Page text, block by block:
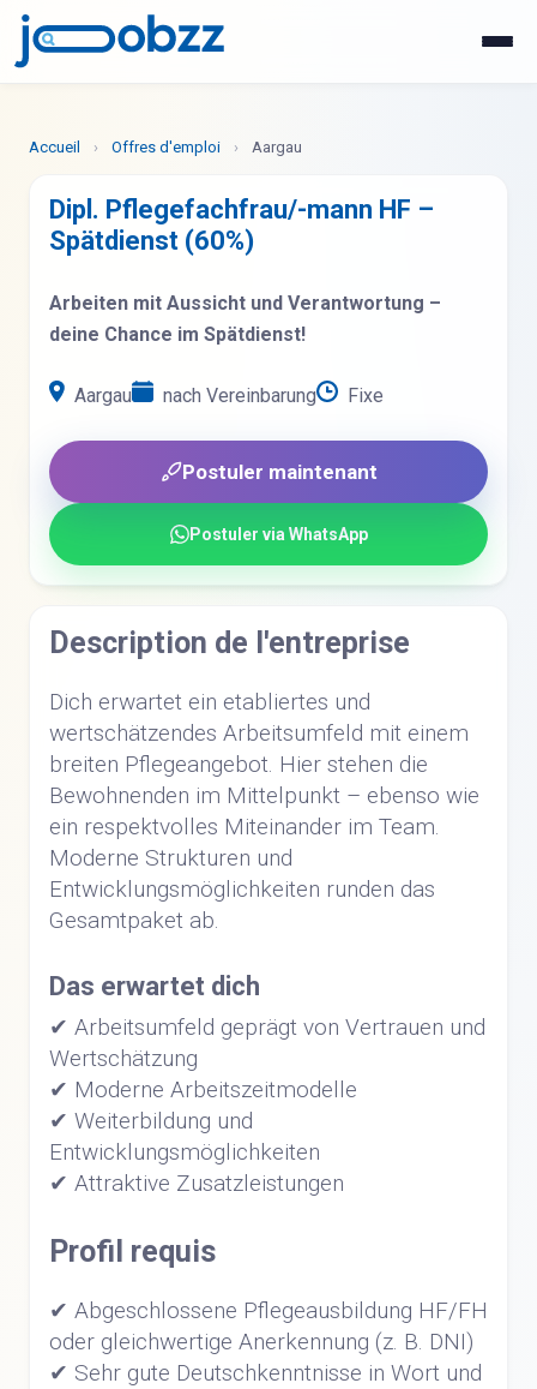
Accueil › Offres d'emploi › Aargau
Dipl. Pflegefachfrau/-mann HF –
Spätdienst (60%)
Arbeiten mit Aussicht und Verantwortung –
deine Chance im Spätdienst!
Aargau nach Vereinbarung Fixe
Postuler maintenant
Postuler via WhatsApp
Description de l'entreprise
Dich erwartet ein etabliertes und
wertschätzendes Arbeitsumfeld mit einem
breiten Pflegeangebot. Hier stehen die
Bewohnenden im Mittelpunkt – ebenso wie
ein respektvolles Miteinander im Team.
Moderne Strukturen und
Entwicklungsmöglichkeiten runden das
Gesamtpaket ab.
Das erwartet dich
✔ Arbeitsumfeld geprägt von Vertrauen und
Wertschätzung
✔ Moderne Arbeitszeitmodelle
✔ Weiterbildung und
Entwicklungsmöglichkeiten
✔ Attraktive Zusatzleistungen
Profil requis
✔ Abgeschlossene Pflegeausbildung HF/FH
oder gleichwertige Anerkennung (z. B. DNI)
✔ Sehr gute Deutschkenntnisse in Wort und